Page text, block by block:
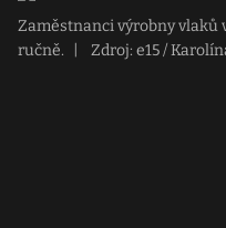
Zaměstnanci výrobny
ručně.
Zdroj: e15 /